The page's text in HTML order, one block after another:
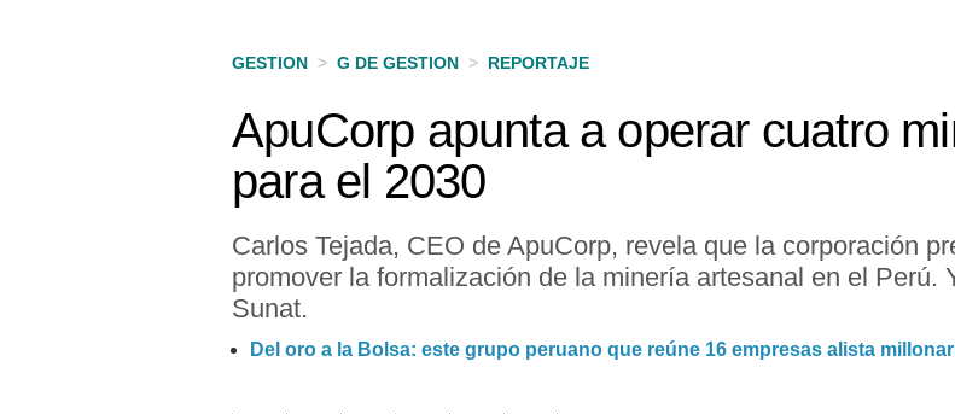
GESTION > G DE GESTION > REPORTAJE
ApuCorp apunta a operar cuatro
para el 2030
Carlos Tejada, CEO de ApuCorp, revela que la corporación
promover la formalización de la minería artesanal en el Perú.
Sunat.
Del oro a la Bolsa: este grupo peruano que reúne 16 empresas alista